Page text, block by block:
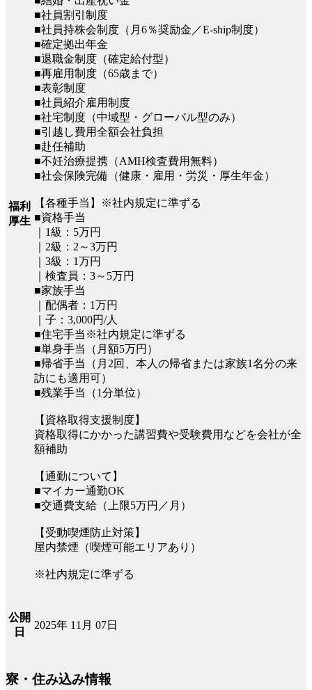
福利
厚生
■社員割引制度
■社員持株会制度（月6％奨励金／E-ship制度）
■確定拠出年金
■退職金制度（確定給付型）
■再雇用制度（65歳まで）
■表彰制度
■社員紹介雇用制度
■社宅制度（中域型・グローバル型のみ）
■引越し費用全額会社負担
■赴任補助
■不妊治療提携（AMH検査費用無料）
■社会保険完備（健康・雇用・労災・厚生年金）
【各種手当】※社内規定に準ずる
■資格手当
｜1級：5万円
｜2級：2～3万円
｜3級：1万円
｜検査員：3～5万円
■家族手当
｜配偶者：1万円
｜子：3,000円/人
■住宅手当※社内規定に準ずる
■単身手当（月額5万円）
■帰省手当（月2回、本人の帰省または家族1名分の来
訪にも適用可）
■残業手当（1分単位）
【資格取得支援制度】
資格取得にかかった講習費や受験費用などを会社が全
額補助
【通勤について】
■マイカー通勤OK
■交通費支給（上限5万円／月）
【受動喫煙防止対策】
屋内禁煙（喫煙可能エリアあり）
※社内規定に準ずる
公開
日
2025年 11月 07日
寮・住み込み情報